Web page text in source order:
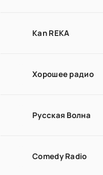
Kan REKA
Хорошее радио
Русская Волна
Comedy Radio